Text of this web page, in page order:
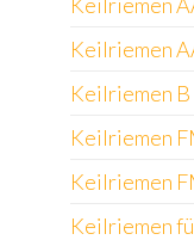
Keilriemen
Keilriemen
Keilriemen
Keilriemen
Keilriemen